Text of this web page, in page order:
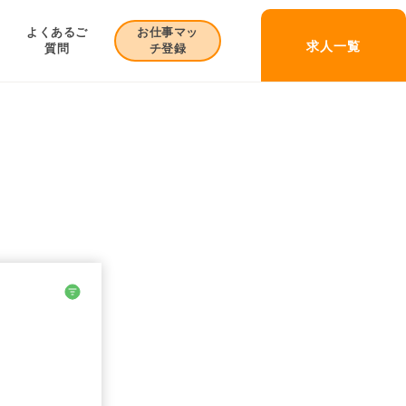
よくあるご
質問
お仕事マッ
チ登録
求人一覧